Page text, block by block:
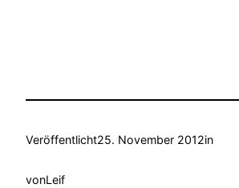
Veröffentlicht25. November 2012in
vonLeif